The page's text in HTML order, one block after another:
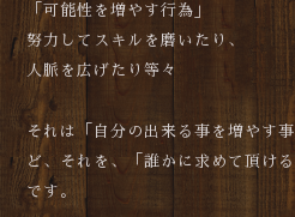
「可能性を増やす行為」
努力してスキルを磨いたり、
人脈を広げたり等々
それは「自分の出来る事を増やす
ど、それを、「誰かに求めて頂け
です。